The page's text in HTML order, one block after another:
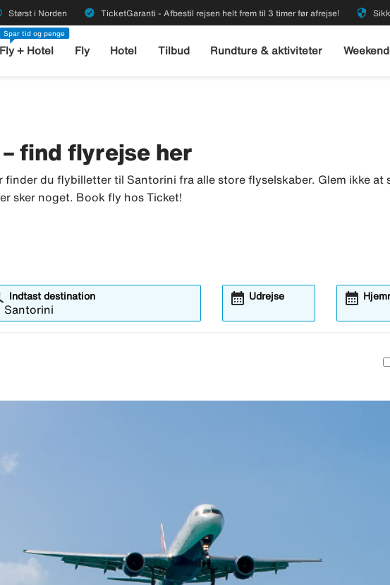
Størst i Norden verified TicketGaranti - Afbestil rejsen helt frem til 3 timer før afrejse! security
Spar tid og penge
Fly + Hotel Fly Hotel Tilbud Rundture & aktiviteter
find flyrejse her
du flybilletter til Santorini fra alle store flyselskaber. Glem ikke at
sker noget. Book fly hos Ticket!
Indtast destination Udrejse
calendar_month calendar_month